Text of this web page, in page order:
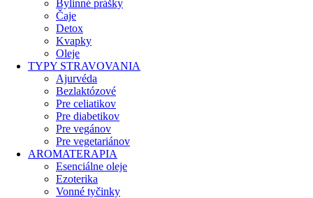
Bylinné prášky
Čaje
Detox
Kvapky
Oleje
TYPY STRAVOVANIA
Ajurvéda
Bezlaktózové
Pre celiatikov
Pre diabetikov
Pre vegánov
Pre vegetariánov
AROMATERAPIA
Esenciálne oleje
Ezoterika
Vonné tyčinky